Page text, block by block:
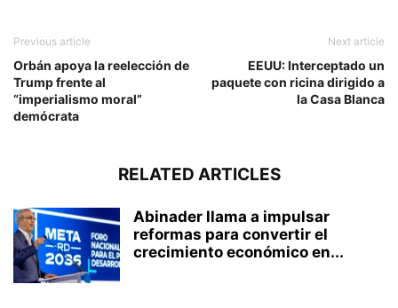
Previous article
Orbán apoya la reelección de
Trump frente al
“imperialismo moral”
demócrata
Next article
EEUU: Interceptado un
paquete con ricina dirigido a
la Casa Blanca
RELATED ARTICLES
Abinader llama a impulsar
reformas para convertir el
crecimiento económico en...